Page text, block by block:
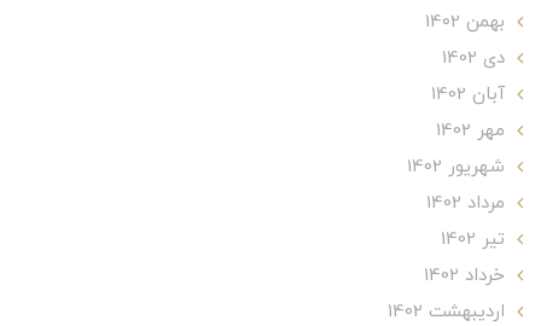
بهمن 1402
دی 1402
آبان 1402
مهر 1402
شهریور 1402
مرداد 1402
تير 1402
خرداد 1402
ارديبهشت 1402